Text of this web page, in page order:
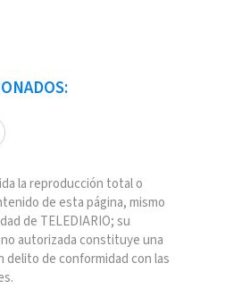
la reproducción total o
de esta página, mismo
de TELEDIARIO; su
autorizada constituye una
delito de conformidad con las